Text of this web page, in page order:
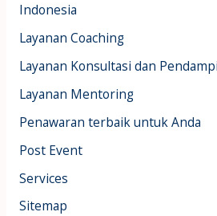
Indonesia
Layanan Coaching
Layanan Konsultasi dan
Layanan Mentoring
Penawaran terbaik untuk Anda
Post Event
Services
Sitemap